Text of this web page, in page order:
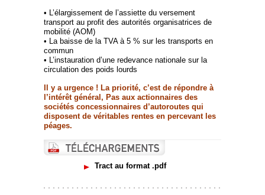
• L’élargissement de l’assiette du versement
transport au profit des autorités organisatrices de
mobilité (AOM)
• La baisse de la TVA à 5 % sur les transports en
commun
• L’instauration d’une redevance nationale sur la
circulation des poids lourds
Il y a urgence ! La priorité, c’est de répondre à
l’intérêt général, Pas aux actionnaires des
sociétés concessionnaires d’autoroutes qui
disposent de véritables rentes en percevant les
péages.
Tract au format .pdf